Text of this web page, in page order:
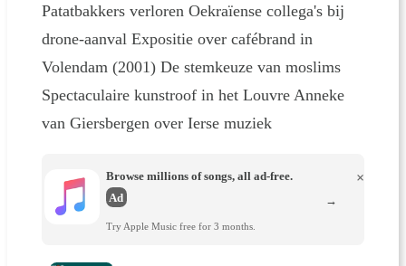
Patatbakkers verloren Oekraïense collega's bij
drone-aanval Expositie over cafébrand in
Volendam (2001) De stemkeuze van moslims
Spectaculaire kunstroof in het Louvre Anneke
van Giersbergen over Ierse muziek
Browse millions of songs, all ad-free.
Ad
Try Apple Music free for 3 months.
×
→